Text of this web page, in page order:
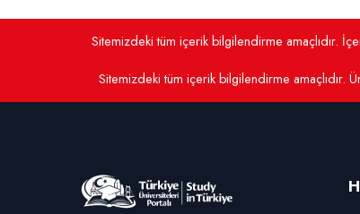
Sitemizdeki tüm içerik bilgilendirme amaçlıdır.
Sitemizdeki tüm içerik bilgilendirme amaçlıdır.